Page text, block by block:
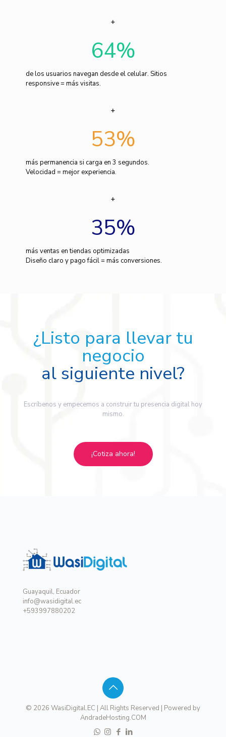
64%
de los usuarios navegan desde el celular. Sitios
responsive = más visitas.
53%
más permanencia si carga en 3 segundos.
Velocidad = mejor experiencia.
35%
más ventas en tiendas optimizadas
Diseño claro y pago fácil = más conversiones.
¿Listo para llevar tu
negocio
al siguiente nivel?
Escríbenos y empecemos a construir tu presencia digital hoy
mismo.
¡Cotiza ahora!
Guayaquil, Ecuador
info@wasidigital.ec
+593997880202
© 2026 WasiDigital.EC | All Rights Reserved | Powered by
AndradeHosting.COM